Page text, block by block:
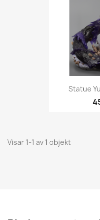
Statue
Visar 1-1 av 1 objekt